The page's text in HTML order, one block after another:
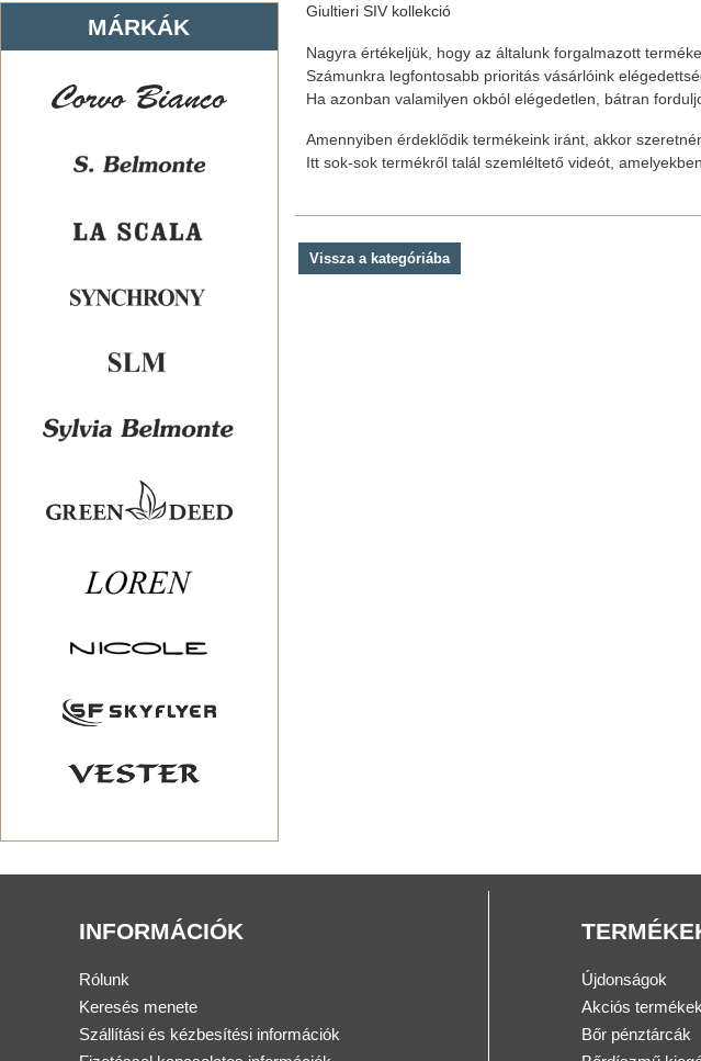
MÁRKÁK
Giultieri SIV kollekció
Nagyra értékeljük, hogy az általunk forgalmazott
Számunkra legfontosabb prioritás vásárlóink
Ha azonban valamilyen okból elégedetlen, bátran
Amennyiben érdeklődik termékeink iránt, akkor
Itt sok-sok termékről talál szemléltető videót,
Vissza a kategóriába
INFORMÁCIÓK
Rólunk
Keresés menete
Szállítási és kézbesítési információk
Újdonságok
Akciós termékek
Bőr pénztárcák